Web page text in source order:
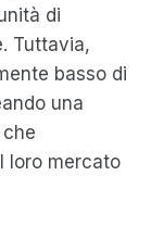
di
Tuttavia,
basso di
una
loro mercato